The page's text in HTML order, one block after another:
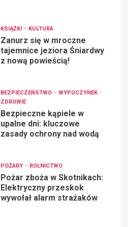
KSIĄŻKI KULTURA
Zanurz się w mroczne
tajemnice jeziora Śniardwy
z nową powieścią!
BEZPIECZEŃSTWO
WYPOCZYNEK
ZDROWIE
Bezpieczne kąpiele w
upalne dni: kluczowe
zasady ochrony nad wodą
POŻARY ROLNICTWO
Pożar zboża w Skotnikach:
Elektryczny przeskok
wywołał alarm strażaków